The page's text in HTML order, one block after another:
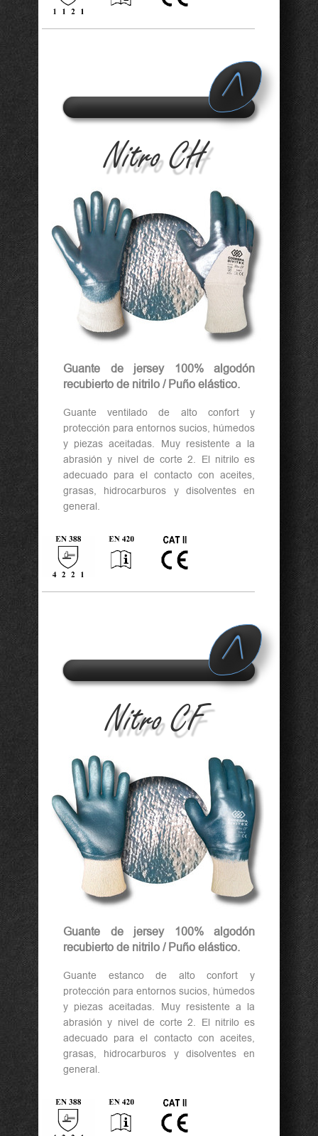
A
d v
a n
c e
Nitro CH
Guante de jersey 100% algodón
recubierto de nitrilo / Puño elástico.
Guante ventilado de alto confort y
protección para entornos sucios, húmedos
y piezas aceitadas. Muy resistente a la
abrasión y nivel de corte 2. El nitrilo es
adecuado para el contacto con aceites,
grasas, hidrocarburos y disolventes en
general.
A
d v
c e
Nitro CF
Guante de jersey 100% algodón
recubierto de nitrilo / Puño elástico.
Guante estanco de alto confort y
protección para entornos sucios, húmedos
y piezas aceitadas. Muy resistente a la
abrasión y nivel de corte 2. El nitrilo es
adecuado para el contacto con aceites,
grasas, hidrocarburos y disolventes en
general.